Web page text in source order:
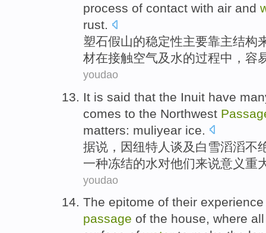
process of contact with air and
rust.
塑石假山的稳定性主要靠主结构
材在接触空气及 水的过程中， 容
youdao
It is said that the Inuit have
comes to the Northwest
matters: muliyear ice
据说 ，因纽特人谈及 白雪滔滔不
一种冻结的水对他们来说意义重
youdao
The epitome of their experience
passage of the house, where all